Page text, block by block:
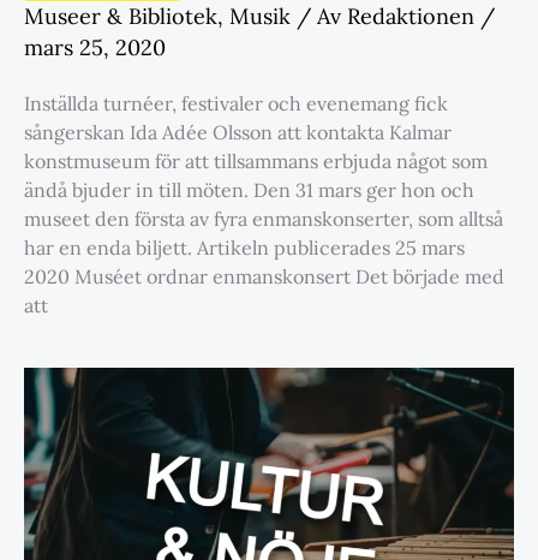
Museer & Bibliotek, Musik / Av Redaktionen /
mars 25, 2020
Inställda turnéer, festivaler och evenemang fick
sångerskan Ida Adée Olsson att kontakta Kalmar
konstmuseum för att tillsammans erbjuda något som
ändå bjuder in till möten. Den 31 mars ger hon och
museet den första av fyra enmanskonserter, som alltså
har en enda biljett. Artikeln publicerades 25 mars
2020 Muséet ordnar enmanskonsert Det började med
att